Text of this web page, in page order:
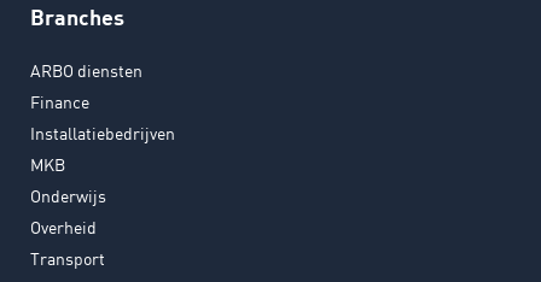
Branches
ARBO diensten
Finance
Installatiebedrijven
MKB
Onderwijs
Overheid
Transport